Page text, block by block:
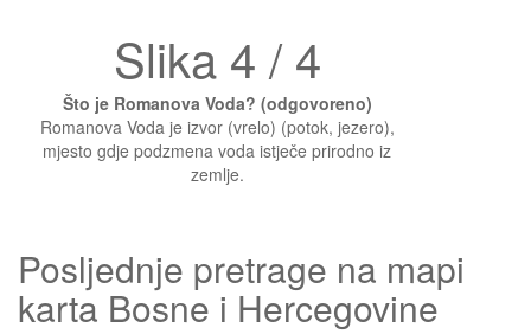
Slika 4 / 4
Što je Romanova Voda? (odgovoreno)
Romanova Voda je izvor (vrelo) (potok, jezero),
mjesto gdje podzmena voda istječe prirodno iz
zemlje.
Posljednje pretrage na mapi
karta Bosne i Hercegovine